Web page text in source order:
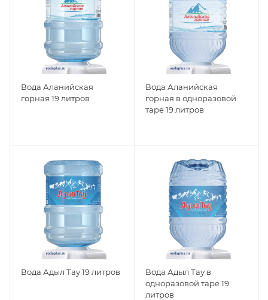
Вода Аланийская
горная 19 литров
Вода Аланийская
горная в одноразовой
таре 19 литров
Вода Адыл Тау 19 литров
Вода Адыл Тау в
одноразовой таре 19
литров